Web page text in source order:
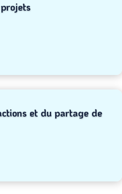
et du partage de